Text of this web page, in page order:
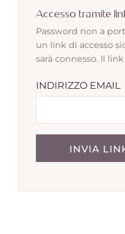
Accesso tramite
Password non a
un link di accesso
sarà connesso. Il
INDIRIZZO EMAIL
INVIA